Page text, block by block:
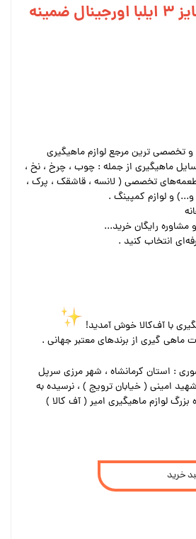
لانسه ماهیگیری سایز ۳ ایلبا اورجینال ضمینه
ماهیگیری از جمله : چوب ، چرخ ، نخ ،
طعمه‌های تخصصی ( لانسه ، قاشقک ، پرک ،
و...) و لوازم کمپینگ .
رایگان خرید...
انتخاب کنید .
با آف‌کالا خوش آمدید!
گیری از برندهای معتبر جهانی .
: استان کرمانشاه ، شهر مرزی سرپل
امینی ( خیابان ترویج ) ، نرسیده به
بزرگ لوازم ماهیگیری امیر ( آف کالا )
خرید